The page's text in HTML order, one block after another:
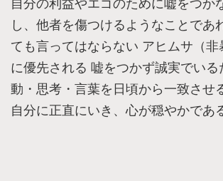
自分の利益やエゴのために嘘をつか
し、他者を傷つけるようなことであ
ても言ってはならない アヒムサ（非
に優先される 嘘をつかず誠実でい
動・思考・言葉を日頃から一致させ
自分に正直にいき、心が穏やかであ